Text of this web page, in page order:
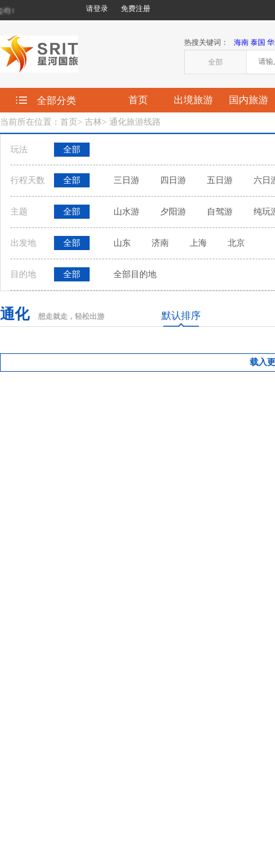
请登录 免费注册
热搜关键词： 海南 泰国
全部
全部分类 首页 出境旅游 国内旅游
当前所在位置：首页 > 吉林> 通化旅游线路
玩法 全部
行程天数 全部 三日游 四日游 五日游 六日
主题 全部 山水游 夕阳游 自驾游 纯玩
出发地 全部 山东 济南 上海 北京
目的地 全部 全部目的地
通化 想走就走，轻松出游 默认排序
载入